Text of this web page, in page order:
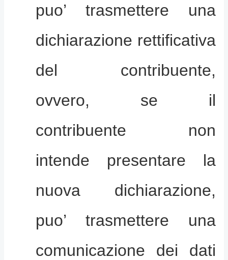
puo’ trasmettere una
dichiarazione rettificativa
del contribuente,
ovvero, se il
contribuente non
intende presentare la
nuova dichiarazione,
puo’ trasmettere una
comunicazione dei dati